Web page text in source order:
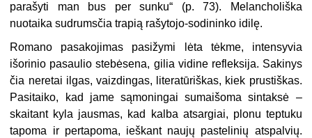
parašyti man bus per sunku“ (p. 73). Melancholiška
nuotaika sudrumsčia trapią rašytojo-sodininko idilę.
Romano pasakojimas pasižymi lėta tėkme, intensyvia
išorinio pasaulio stebėsena, gilia vidine refleksija. Sakinys
čia neretai ilgas, vaizdingas, literatūriškas, kiek prustiškas.
Pasitaiko, kad jame sąmoningai sumaišoma sintaksė –
skaitant kyla jausmas, kad kalba atsargiai, plonu teptuku
tapoma ir pertapoma, ieškant naujų pastelinių atspalvių.